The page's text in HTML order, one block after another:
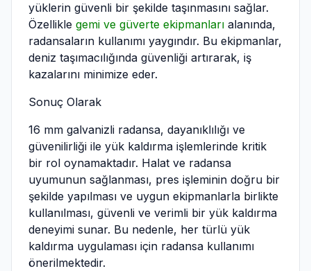
yüklerin güvenli bir şekilde taşınmasını sağlar.
Özellikle gemi ve güverte ekipmanları alanında,
radansaların kullanımı yaygındır. Bu ekipmanlar,
deniz taşımacılığında güvenliği artırarak, iş
kazalarını minimize eder.
Sonuç Olarak
16 mm galvanizli radansa, dayanıklılığı ve
güvenilirliği ile yük kaldırma işlemlerinde kritik
bir rol oynamaktadır. Halat ve radansa
uyumunun sağlanması, pres işleminin doğru bir
şekilde yapılması ve uygun ekipmanlarla birlikte
kullanılması, güvenli ve verimli bir yük kaldırma
deneyimi sunar. Bu nedenle, her türlü yük
kaldırma uygulaması için radansa kullanımı
önerilmektedir.